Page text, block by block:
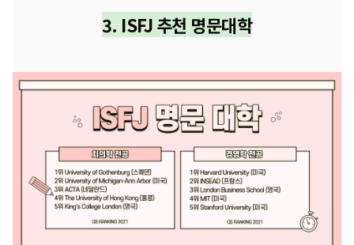
3. ISFJ추천 명문대학